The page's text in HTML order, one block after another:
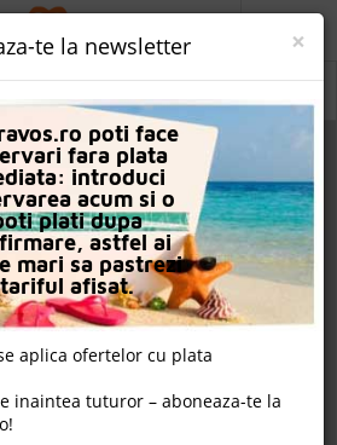
Kos Town
×
te la newsletter
poti face
fara plata
introduci
acum si o
plati dupa
astfel ai
mari sa pastrezi
tariful afisat.
aplica ofertelor cu plata
inaintea tuturor – aboneaza-te la